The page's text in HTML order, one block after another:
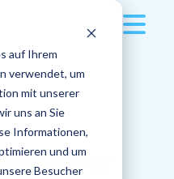
auf Ihrem
verwendet, um
mit unserer
uns an Sie
Informationen,
und um
Besucher
Ihrer